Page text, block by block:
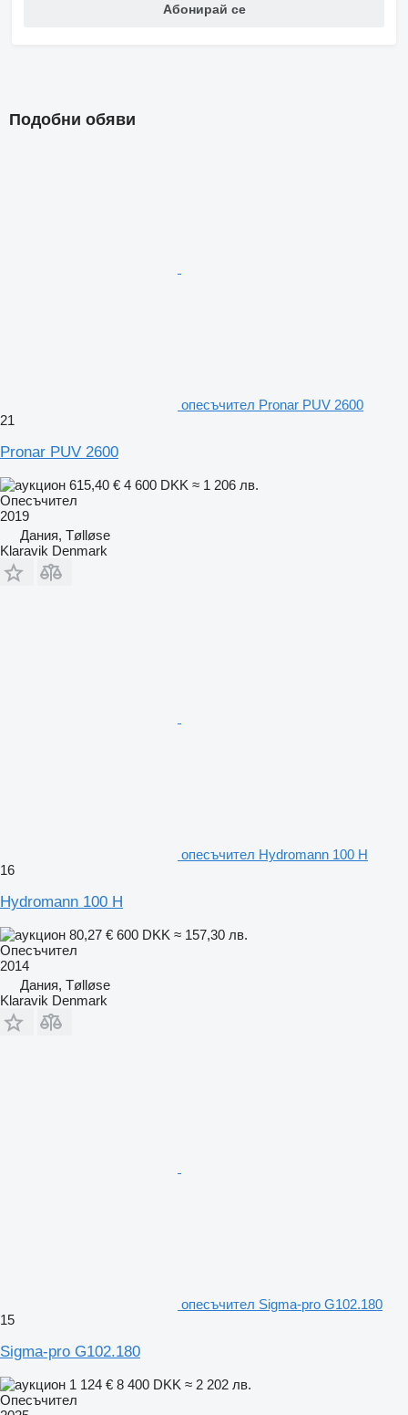
Абонирай се
Подобни обяви
опесъчител Pronar PUV 2600
21
Pronar PUV 2600
615,40 € 4 600 DKK ≈ 1 206 лв.
Опесъчител
2019
Дания, Tølløse
Klaravik Denmark
опесъчител Hydromann 100 H
16
Hydromann 100 H
80,27 € 600 DKK ≈ 157,30 лв.
Опесъчител
2014
Дания, Tølløse
Klaravik Denmark
опесъчител Sigma-pro G102.180
15
Sigma-pro G102.180
1 124 € 8 400 DKK ≈ 2 202 лв.
Опесъчител